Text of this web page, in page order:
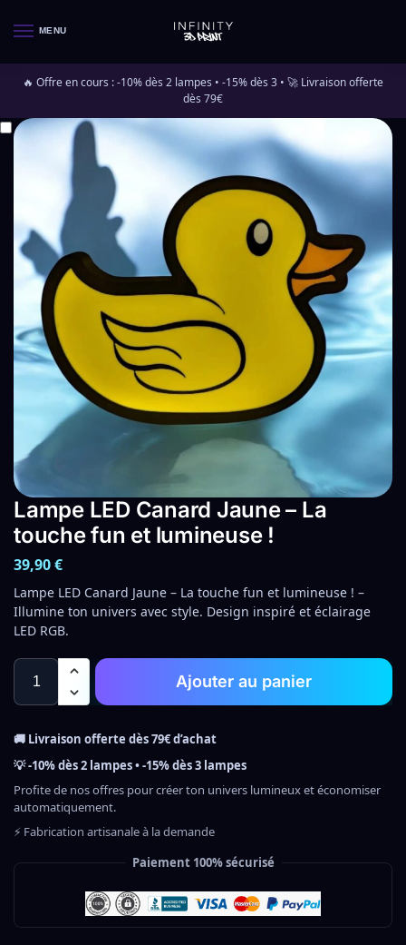
MENU
🔥 Offre en cours : -10% dès 2 lampes • -15% dès 3 • 🚀 Livraison offerte
dès 79€
Lampe LED Canard Jaune – La
touche fun et lumineuse !
39,90€
Lampe LED Canard Jaune – La touche fun et lumineuse ! –
Illumine ton univers avec style. Design inspiré et éclairage
LED RGB.
Ajouter au panier
🚚 Livraison offerte dès 79€ d’achat
💡 -10% dès 2 lampes • -15% dès 3 lampes
Profite de nos offres pour créer ton univers lumineux et économiser
automatiquement.
⚡ Fabrication artisanale à la demande
Paiement 100% sécurisé